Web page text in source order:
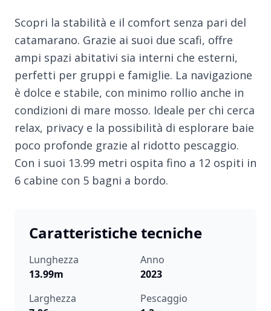
Scopri la stabilità e il comfort senza pari del
catamarano. Grazie ai suoi due scafi, offre
ampi spazi abitativi sia interni che esterni,
perfetti per gruppi e famiglie. La navigazione
è dolce e stabile, con minimo rollio anche in
condizioni di mare mosso. Ideale per chi cerca
relax, privacy e la possibilità di esplorare baie
poco profonde grazie al ridotto pescaggio.
Con i suoi 13.99 metri ospita fino a 12 ospiti in
6 cabine con 5 bagni a bordo.
Caratteristiche tecniche
Lunghezza
13.99m
Anno
2023
Larghezza
Pescaggio